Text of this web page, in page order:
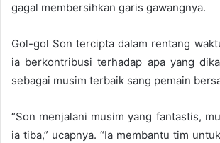
gagal membersihkan garis gawangnya.
Gol-gol Son tercipta dalam rentang
ia berkontribusi terhadap apa yang
sebagai musim terbaik sang pemain
“Son menjalani musim yang fantastis,
ia tiba,” ucapnya. “Ia membantu tim